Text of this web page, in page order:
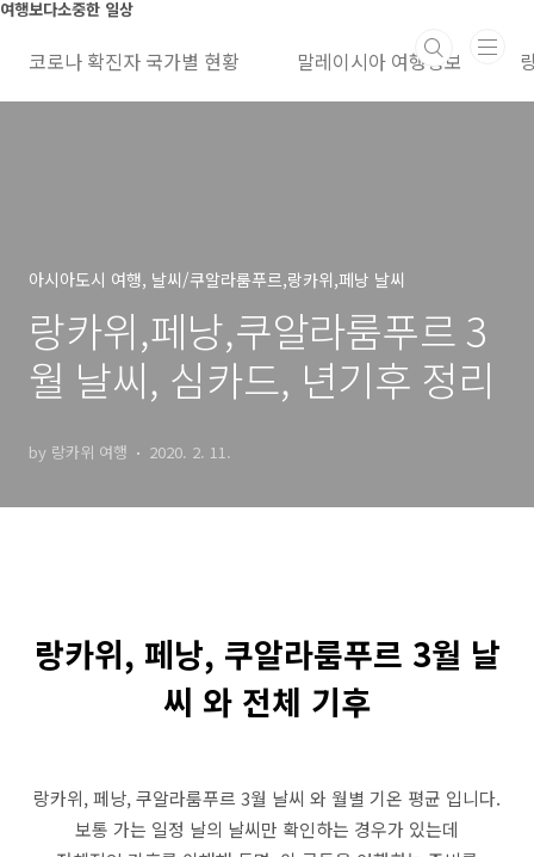
본문 바로가기
여행보다소중한 일상
코로나 확진자 국가별 현황 말레이시아 여행정보
아시아도시 여행, 날씨/쿠알라룸푸르,랑카위,페낭 날씨
랑카위,페낭,쿠알라룸푸르 3
월 날씨, 심카드, 년기후 정리
by 랑카위 여행 2020. 2. 11.
랑카위, 페낭, 쿠알라룸푸르 3월 날
씨 와 전체 기후
랑카위, 페낭, 쿠알라룸푸르 3월 날씨 와 월별 기온 평균 입니다.
보통 가는 일정 날의 날씨만 확인하는 경우가 있는데